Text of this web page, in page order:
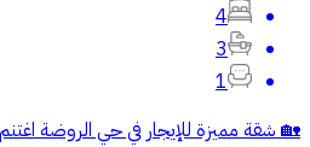
4
3
1
🏡 شقة مميزة للإيجار في حي الروضة